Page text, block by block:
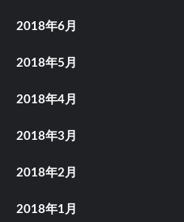
2018年6月
2018年5月
2018年4月
2018年3月
2018年2月
2018年1月